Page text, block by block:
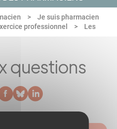
Je suis pharmacien
professionnel
Les
questions
par e-mail
sur
Partager sur
Partager sur